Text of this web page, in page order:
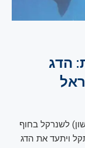
הדג
לשנרקל בחוף
ויתעד את הדג